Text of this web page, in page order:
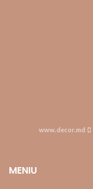
www.decor.md
MENIU